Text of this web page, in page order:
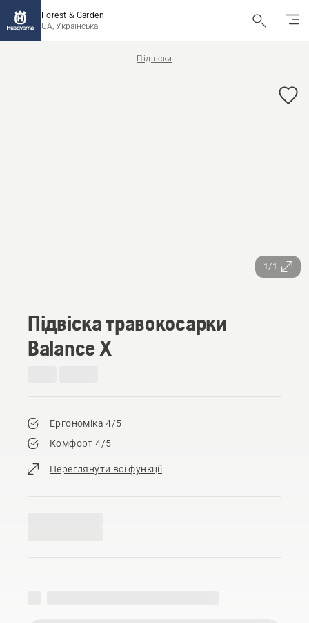
Forest & Garden
UA, Українська
Підвіски
1/1
Підвіска травокосарки
Balance X
Ергономіка 4/5
Комфорт 4/5
Переглянути всі функції